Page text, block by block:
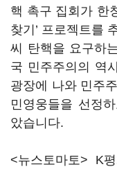
핵 촉구 집회가 한
찾기’ 프로젝트를
씨 탄핵을 요구하
국 민주주의의 역
광장에 나와 민주
민영웅들을 선정
았습니다.
<뉴스토마토> K